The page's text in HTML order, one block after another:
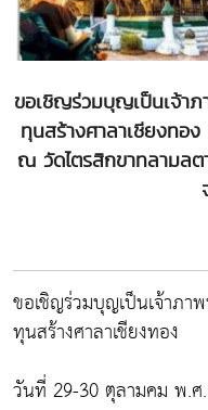
ขอเชิญร่วมบุญเป็นเจ้า
ทุนสร้างศาลาเชียงทอ
ณ วัดไตรสิกขาทลามลต
ขอเชิญร่วมบุญเป็นเจ้าภ
ทุนสร้างศาลาเชียงทอง
วันที่ 29-30 ตุลามคม พ.ศ